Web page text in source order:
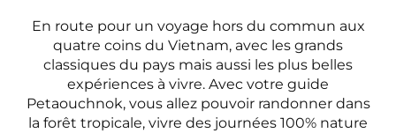
En route pour un voyage hors du commun aux
quatre coins du Vietnam, avec les grands
classiques du pays mais aussi les plus belles
expériences à vivre. Avec votre guide
Petaouchnok, vous allez pouvoir randonner dans
la forêt tropicale, vivre des journées 100% nature